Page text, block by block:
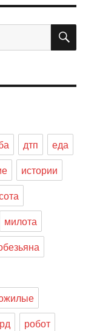
дтп
еда
истории
милота
робот